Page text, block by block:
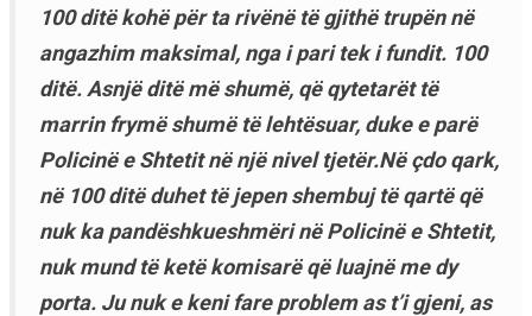
100 ditë kohë për ta rivënë të gjithë trupën në
angazhim maksimal, nga i pari tek i fundit. 100
ditë. Asnjë ditë më shumë, që qytetarët të
marrin frymë shumë të lehtësuar, duke e parë
Policinë e Shtetit në një nivel tjetër.Në çdo qark,
në 100 ditë duhet të jepen shembuj të qartë që
nuk ka pandëshkueshmëri në Policinë e Shtetit,
nuk mund të ketë komisarë që luajnë me dy
porta. Ju nuk e keni fare problem as t’i gjeni, as